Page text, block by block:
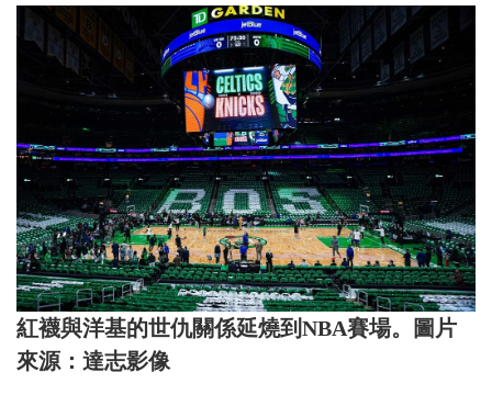
紅襪與洋基的世仇關係延燒到NBA賽場。圖片
來源：達志影像